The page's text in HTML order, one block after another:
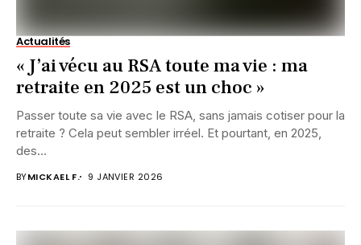
Actualités
« J’ai vécu au RSA toute ma vie : ma
retraite en 2025 est un choc »
Passer toute sa vie avec le RSA, sans jamais cotiser pour la
retraite ? Cela peut sembler irréel. Et pourtant, en 2025,
des...
BYMICKAEL F. 9 JANVIER 2026